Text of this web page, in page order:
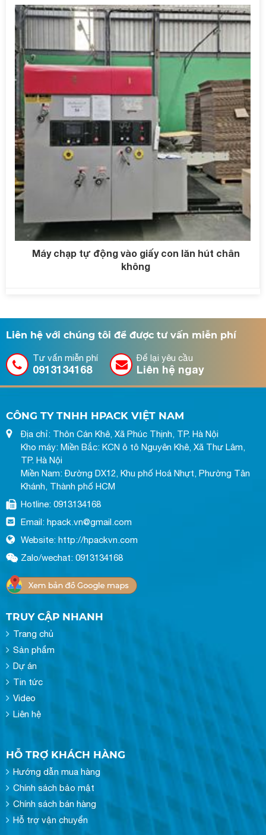
Máy chạp tự động vào giấy con lăn hút chân
không
Liên hệ với chúng tôi để được tư vấn miễn phí
Tư vấn miễn phí
0913134168
Để lại yêu cầu
Liên hệ ngay
CÔNG TY TNHH HPACK VIỆT NAM
Địa chỉ: Thôn Cán Khê, Xã Phúc Thịnh, TP. Hà Nội
Kho máy: Miền Bắc: KCN ô tô Nguyên Khê, Xã Thư Lâm,
TP. Hà Nội
Miền Nam: Đường DX12, Khu phố Hoá Nhựt, Phường Tân
Khánh, Thành phố HCM
Hotline: 0913134168
Email: hpack.vn@gmail.com
Website: http://hpackvn.com
Zalo/wechat: 0913134168
TRUY CẬP NHANH
Trang chủ
Sản phẩm
Dự án
Tin tức
Video
Liên hệ
HỖ TRỢ KHÁCH HÀNG
Hướng dẫn mua hàng
Chính sách bảo mật
Chính sách bán hàng
Hỗ trợ vận chuyển